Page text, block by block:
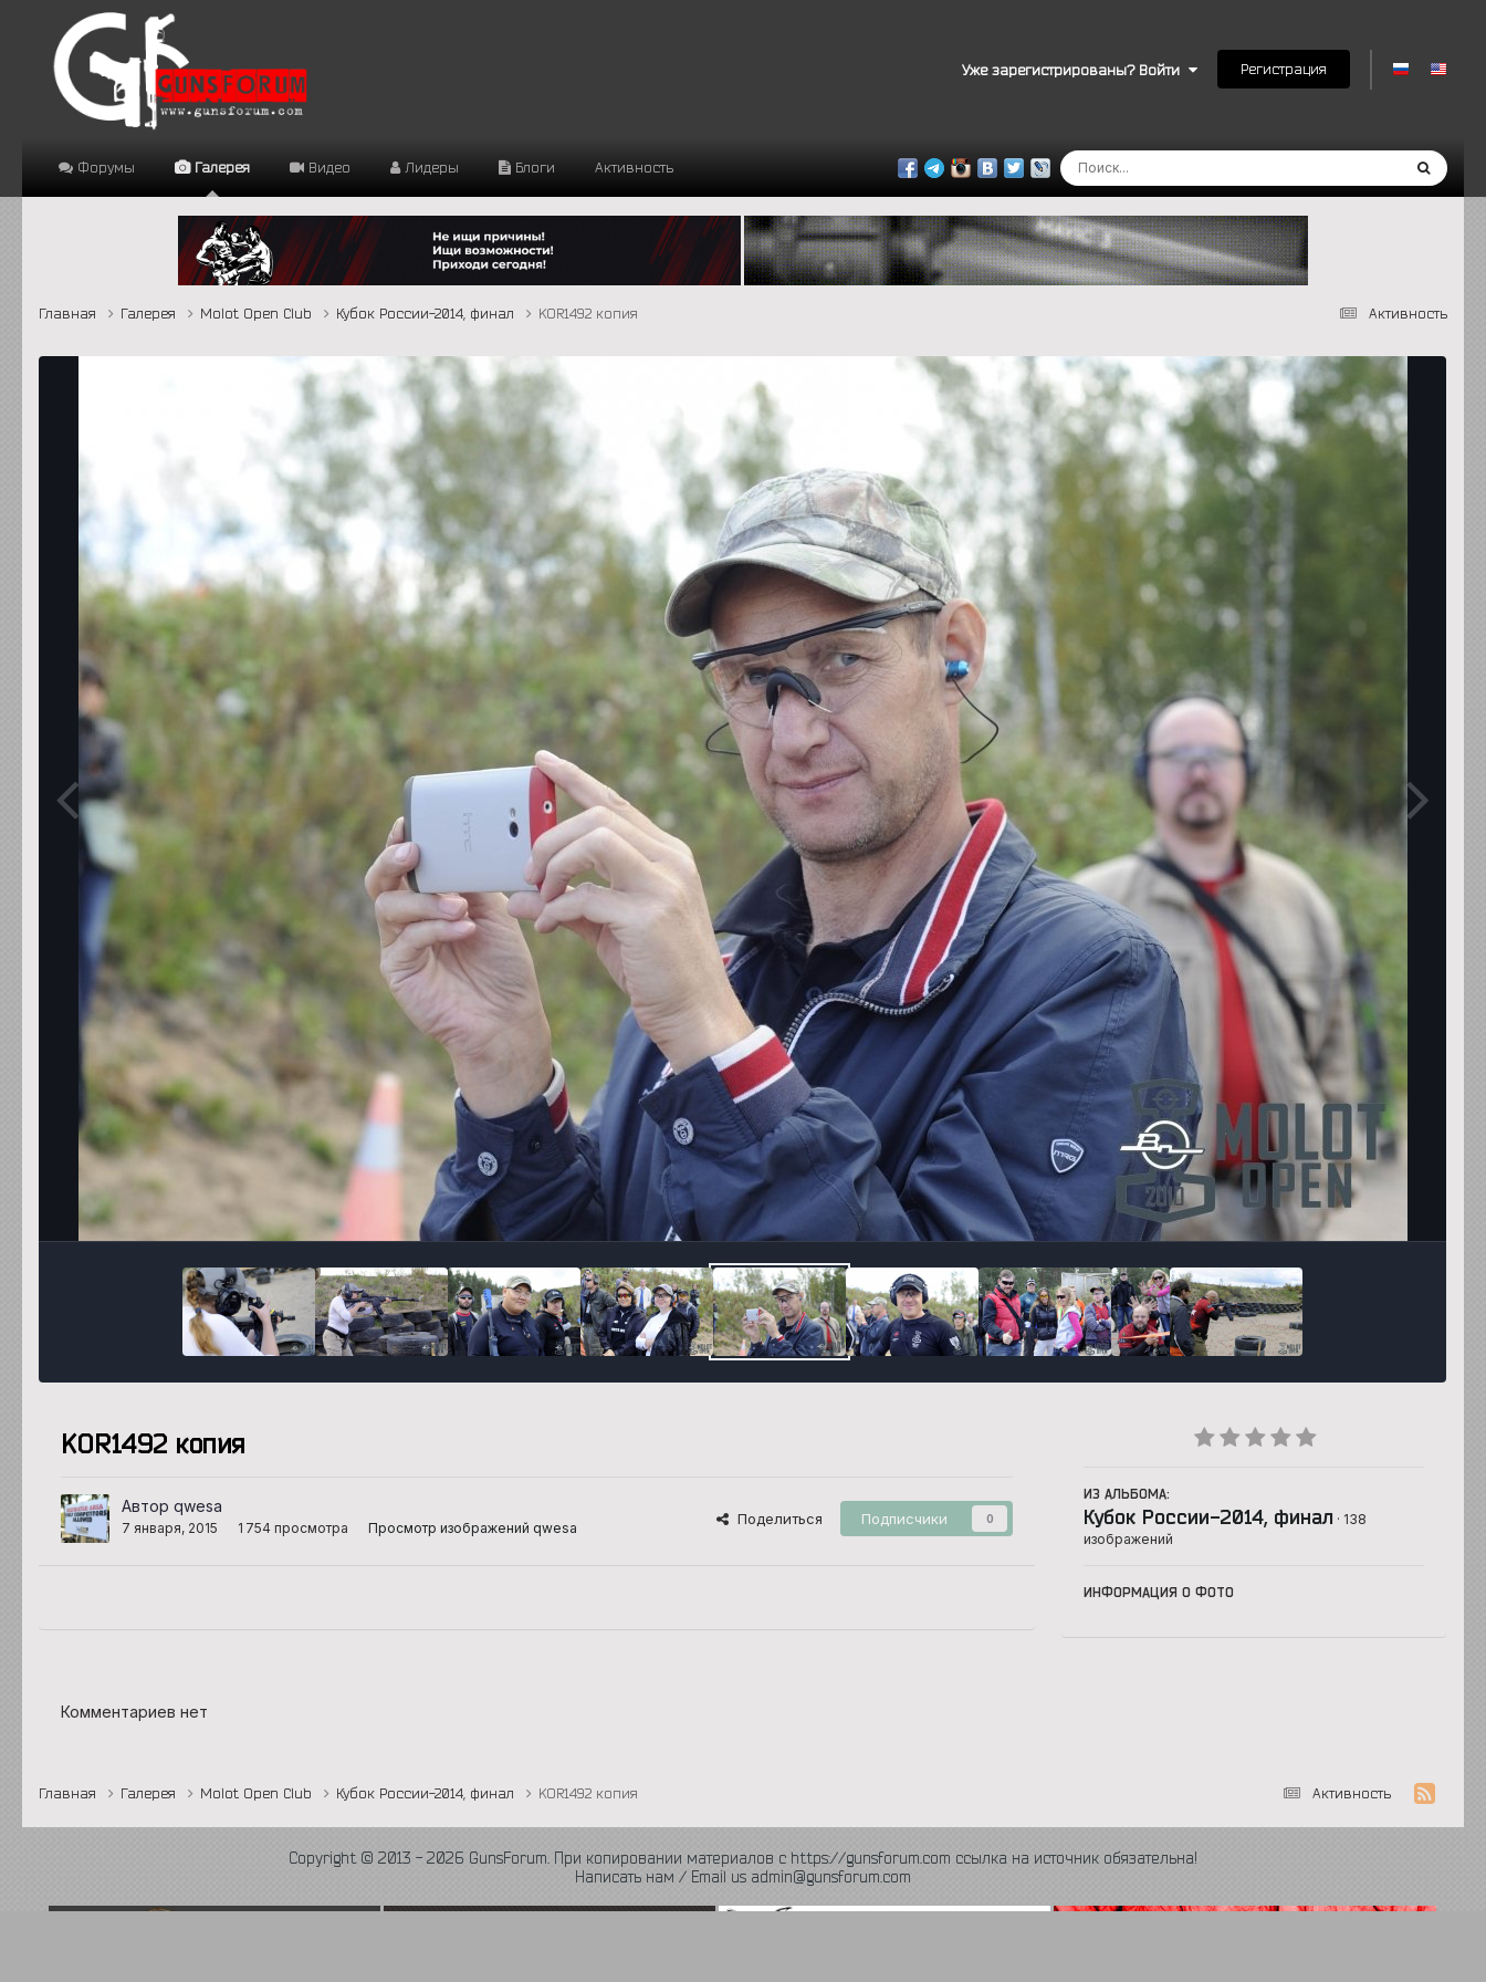
Уже зарегистрированы? Войти Регистрация
Форумы Галерея Видео Лидеры Блоги Активность
Активность
Главная Галерея Molot Open Club Кубок России-2014, финал KOR1492 копия
Инструменты
KOR1492 копия
Автор qwesa
7 января, 2015 1 754 просмотра Просмотр изображений qwesa
Поделиться Подписчики 0
ИЗ АЛЬБОМА:
Кубок России-2014, финал · 138
изображений
ИНФОРМАЦИЯ О ФОТО
Комментариев нет
Активность
Главная Галерея Molot Open Club Кубок России-2014, финал KOR1492 копия
Copyright © 2013 - 2026 GunsForum. При копировании материалов с https://gunsforum.com ссылка на источник обязательна!
Написать нам / Email us admin@gunsforum.com